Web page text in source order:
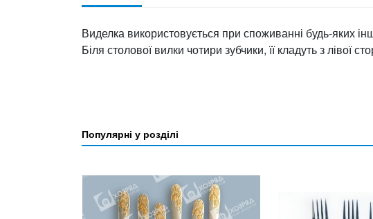
Виделка використовується при споживанні будь-яких
Біля столової вилки чотири зубчики, її кладуть з лівої
Популярні у розділі